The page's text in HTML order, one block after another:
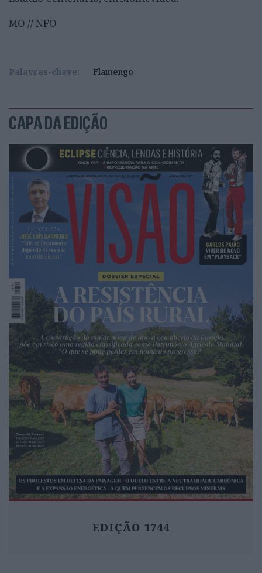
MO // NFO
Palavras-chave: Flamengo
CAPA DA EDIÇÃO
EDIÇÃO 1744